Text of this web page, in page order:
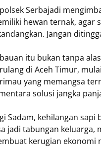
Serbajadi
hewan ternak, agar
Jangan
itu bukan tanpa
di Aceh Timur,
yang memangsa
solusi jangka
Sadam, kehilangan
jadi tabungan keluarga,
kerugian ekonomi